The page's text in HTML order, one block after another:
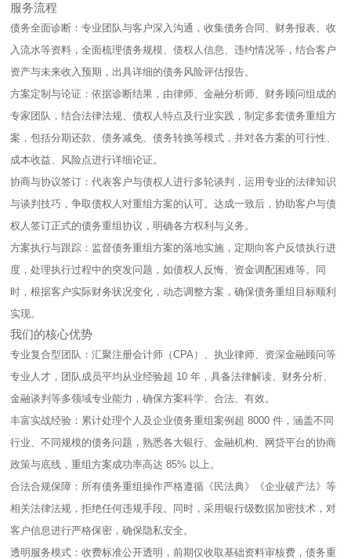
服务流程​
债务全面诊断：专业团队与客户深入沟通，收集债务合同、财务报表、收
入流水等资料，全面梳理债务规模、债权人信息、违约情况等，结合客户
资产与未来收入预期，出具详细的债务风险评估报告。​
方案定制与论证：依据诊断结果，由律师、金融分析师、财务顾问组成的
专家团队，结合法律法规、债权人特点及行业实践，制定多套债务重组方
案，包括分期还款、债务减免、债务转换等模式，并对各方案的可行性、
成本收益、风险点进行详细论证。​
协商与协议签订：代表客户与债权人进行多轮谈判，运用专业的法律知识
与谈判技巧，争取债权人对重组方案的认可。达成一致后，协助客户与债
权人签订正式的债务重组协议，明确各方权利与义务。​
方案执行与跟踪：监督债务重组方案的落地实施，定期向客户反馈执行进
度，处理执行过程中的突发问题，如债权人反悔、资金调配困难等。同
时，根据客户实际财务状况变化，动态调整方案，确保债务重组目标顺利
实现。​
我们的核心优势​
专业复合型团队：汇聚注册会计师（CPA）、执业律师、资深金融顾问等
专业人才，团队成员平均从业经验超 10 年，具备法律解读、财务分析、
金融谈判等多领域专业能力，确保方案科学、合法、有效。​
丰富实战经验：累计处理个人及企业债务重组案例超 8000 件，涵盖不同
行业、不同规模的债务问题，熟悉各大银行、金融机构、网贷平台的协商
政策与底线，重组方案成功率高达 85% 以上。​
合法合规保障：所有债务重组操作严格遵循《民法典》《企业破产法》等
相关法律法规，拒绝任何违规手段。同时，采用银行级数据加密技术，对
客户信息进行严格保密，确保隐私安全。​
透明服务模式：收费标准公开透明，前期仅收取基础资料审核费，债务重